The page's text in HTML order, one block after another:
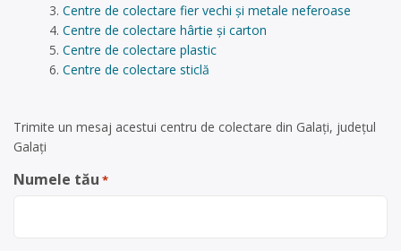
Centre de colectare fier vechi și metale neferoase
Centre de colectare hârtie și carton
Centre de colectare plastic
Centre de colectare sticlă
Trimite un mesaj acestui centru de colectare din Galați, județul
Galați
Numele tău *